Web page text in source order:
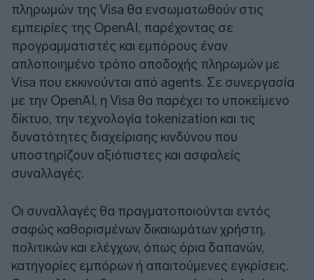
πληρωμών της Visa θα ενσωματωθούν στις
εμπειρίες της OpenAI, παρέχοντας σε
προγραμματιστές και εμπόρους έναν
απλοποιημένο τρόπο αποδοχής πληρωμών με
Visa που εκκινούνται από agents. Σε συνεργασία
με την OpenAI, η Visa θα παρέχει το υποκείμενο
δίκτυο, την τεχνολογία tokenization και τις
δυνατότητες διαχείρισης κινδύνου που
υποστηρίζουν αξιόπιστες και ασφαλείς
συναλλαγές.
Οι συναλλαγές θα πραγματοποιούνται εντός
σαφώς καθορισμένων δικαιωμάτων χρήστη,
πολιτικών και ελέγχων, όπως όρια δαπανών,
κατηγορίες εμπόρων ή απαιτούμενες εγκρίσεις.